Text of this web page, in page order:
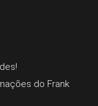
do Frank